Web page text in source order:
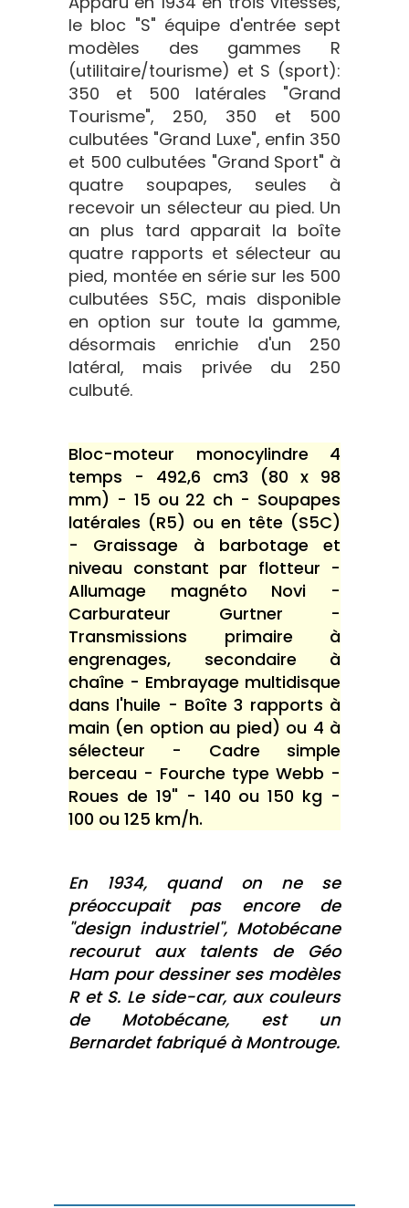
le bloc "S" équipe d'entrée sept
modèles des gammes R
(utilitaire/tourisme) et S (sport):
350 et 500 latérales "Grand
Tourisme", 250, 350 et 500
culbutées "Grand Luxe", enfin 350
et 500 culbutées "Grand Sport" à
quatre soupapes, seules à
recevoir un sélecteur au pied. Un
an plus tard apparait la boîte
quatre rapports et sélecteur au
pied, montée en série sur les 500
culbutées S5C, mais disponible
en option sur toute la gamme,
désormais enrichie d'un 250
latéral, mais privée du 250
culbuté.
Bloc-moteur monocylindre 4
temps - 492,6 cm3 (80 x 98
mm) - 15 ou 22 ch - Soupapes
latérales (R5) ou en tête (S5C)
- Graissage à barbotage et
niveau constant par flotteur -
Allumage magnéto Novi -
Carburateur Gurtner -
Transmissions primaire à
engrenages, secondaire à
chaîne - Embrayage multidisque
dans l'huile - Boîte 3 rapports à
main (en option au pied) ou 4 à
sélecteur - Cadre simple
berceau - Fourche type Webb -
Roues de 19" - 140 ou 150 kg -
100 ou 125 km/h.
En 1934, quand on ne se
préoccupait pas encore de
"design industriel", Motobécane
recourut aux talents de Géo
Ham pour dessiner ses modèles
R et S. Le side-car, aux couleurs
de Motobécane, est un
Bernardet fabriqué à Montrouge.